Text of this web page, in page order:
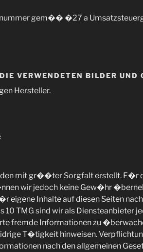
gem�� �27 a
VERWENDETEN BILDER UND
Hersteller.
mit gr��ter Sorgfalt erstellt.
wir jedoch keine Gew�hr
Inhalte auf diesen Seiten
TMG sind wir als Diensteanbieter
fremde Informationen zu
T�tigkeit hinweisen.
nach den allgemeinen